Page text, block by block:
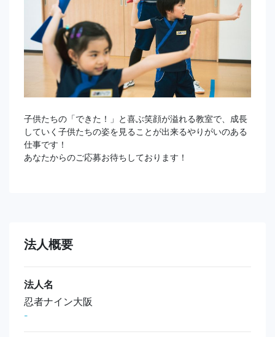
子供たちの「できた！」と喜ぶ笑顔が溢れる教室で、成長
していく子供たちの姿を見ることが出来るやりがいのある
仕事です！
あなたからのご応募お待ちしております！
法人概要
法人名
忍者ナイン大阪
-